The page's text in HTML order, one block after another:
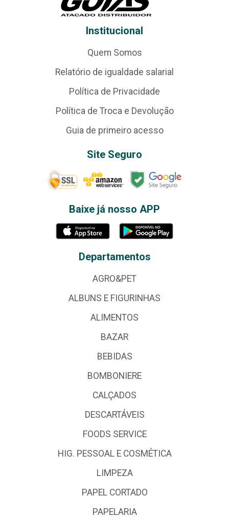
Institucional
Quem Somos
Relatório de igualdade salarial
Política de Privacidade
Política de Troca e Devolução
Guia de primeiro acesso
Site Seguro
Baixe já nosso APP
Departamentos
AGRO&PET
ALBUNS E FIGURINHAS
ALIMENTOS
BAZAR
BEBIDAS
BOMBONIERE
CALÇADOS
DESCARTÁVEIS
FOODS SERVICE
HIG. PESSOAL E COSMÉTICA
LIMPEZA
PAPEL CORTADO
PAPELARIA